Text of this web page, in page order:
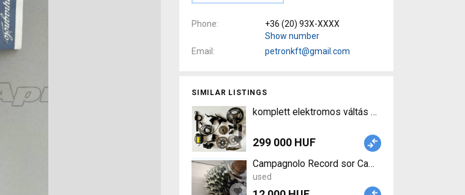
Phone
+36 (20) 93X-XXXX
Show number
Email
petronkft@gmail.com
SIMILAR LISTINGS
komplett elektromos váltás szett Campagnolo
299 000 HUF
Campagnolo Record sor Campagnolo Record
used